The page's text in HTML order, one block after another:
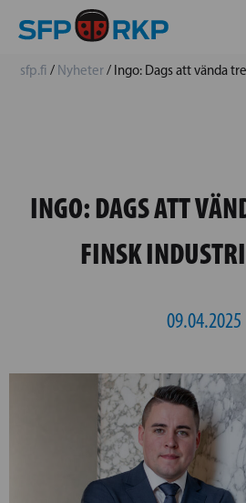
sfp.fi / Nyheter/ Ingo: Dags att vända
INGO: DAGS ATT
FINSK
09.04.2025